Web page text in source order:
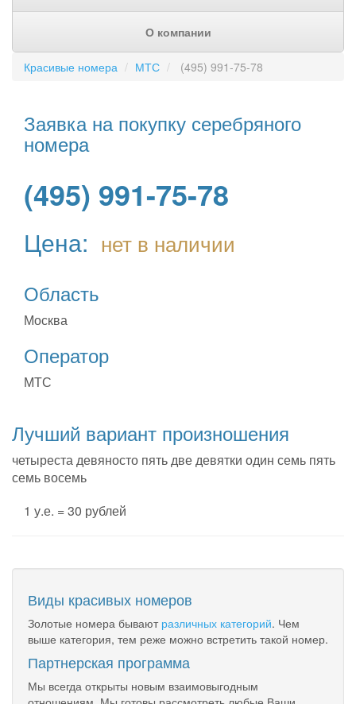
О компании
Красивые номера МТС (495) 991-75-78
Заявка на покупку серебряного
номера
(495) 991-75-78
Цена: нет в наличии
Область
Москва
Оператор
МТС
Лучший вариант произношения
четыреста девяносто пять две девятки один семь пять
семь восемь
1 у.е. = 30 рублей
Виды красивых номеров
Золотые номера бывают различных категорий. Чем
выше категория, тем реже можно встретить такой номер.
Партнерская программа
Мы всегда открыты новым взаимовыгодным